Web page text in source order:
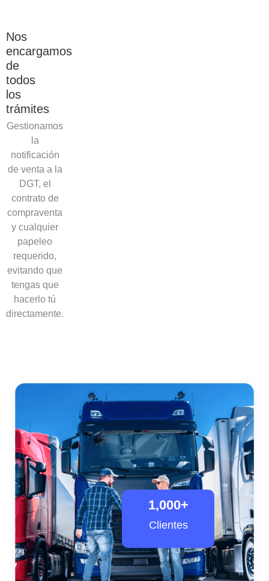
Nos
encargamos
de
todos
los
trámites
Gestionamos
la
notificación
de venta a la
DGT, el
contrato de
compraventa
y cualquier
papeleo
requerido,
evitando que
tengas que
hacerlo tú
directamente.
Clientes
1,000+